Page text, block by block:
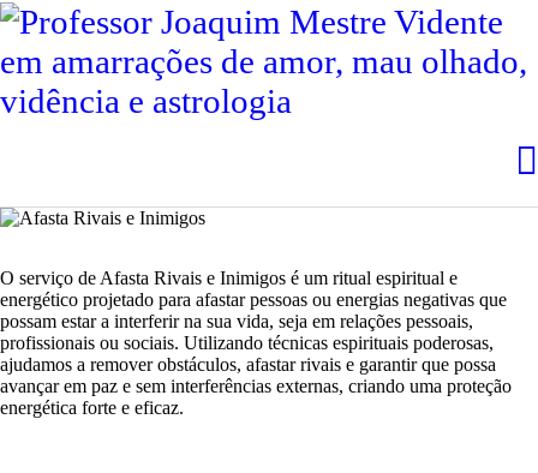
INTERNACIONAL
LIVROS
O serviço de Afasta Rivais e Inimigos é um ritual espiritual e
energético projetado para afastar pessoas ou energias negativas que
possam estar a interferir na sua vida, seja em relações pessoais,
profissionais ou sociais. Utilizando técnicas espirituais poderosas,
ajudamos a remover obstáculos, afastar rivais e garantir que possa
avançar em paz e sem interferências externas, criando uma proteção
energética forte e eficaz.